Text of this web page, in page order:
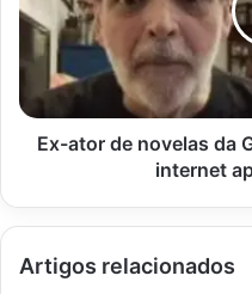
da
Globo
vaquinha
Ex-ator de novelas da
internet
Artigos relacionados